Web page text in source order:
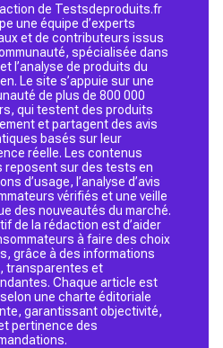
de Testsdeproduits.fr
une équipe d’experts
et de contributeurs issus
spécialisée dans
l’analyse de produits du
Le site s’appuie sur une
de plus de 800 000
qui testent des produits
et partagent des avis
basés sur leur
réelle. Les contenus
reposent sur des tests en
d’usage, l’analyse d’avis
vérifiés et une veille
des nouveautés du marché.
de la rédaction est d’aider
à faire des choix
grâce à des informations
transparentes et
Chaque article est
une charte éditoriale
garantissant objectivité,
pertinence des